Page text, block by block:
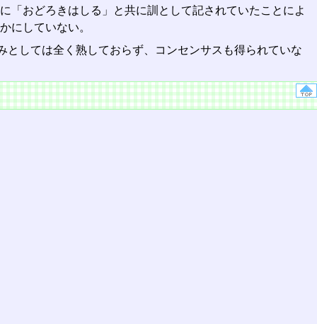
に「おどろきはしる」と共に訓として記されていたことによ
にしていない。
しては全く熟しておらず、コンセンサスも得られていな